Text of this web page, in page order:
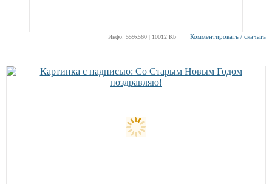
Инфо: 559х560 | 10012 Kb Комментировать / скачать